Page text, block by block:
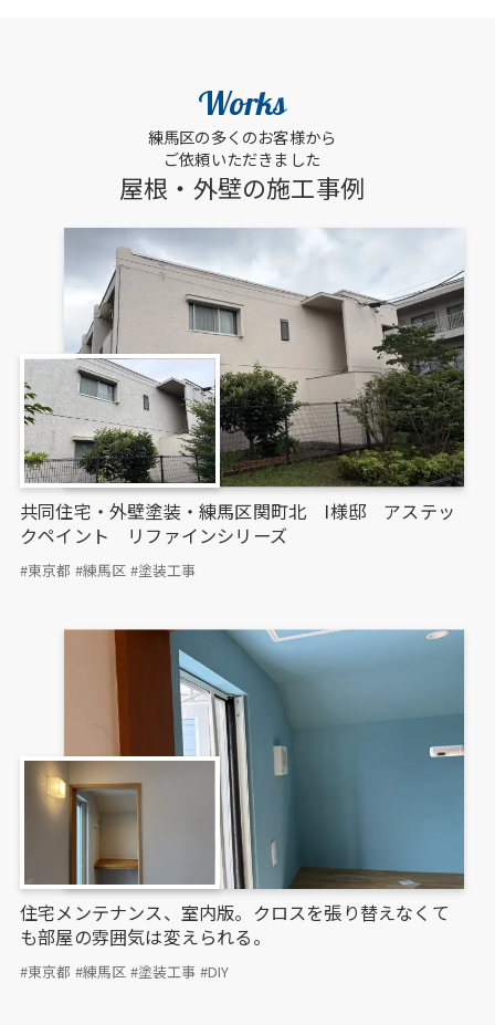
Works
練馬区の多くのお客様から
ご依頼いただきました
屋根・外壁の施工事例
共同住宅・外壁塗装・練馬区関町北 I様邸 アステッ
クペイント リファインシリーズ
#東京都 #練馬区 #塗装工事
住宅メンテナンス、室内版。クロスを張り替えなくて
も部屋の雰囲気は変えられる。
#東京都 #練馬区 #塗装工事 #DIY